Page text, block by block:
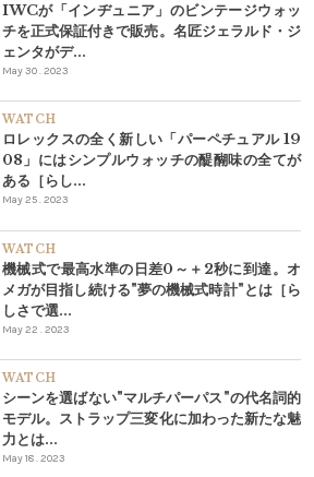
May 30 . 2023
IWCが「インヂュニア」のビンテージウォッ
チを正式保証付きで販売。名匠ジェラルド・ジ
ェンタがデ...
WATCH
May 25 . 2023
ロレックスの全く新しい「パーペチュアル 19
08」にはシンプルウォッチの醍醐味の全てが
ある［らし...
WATCH
May 22 . 2023
機械式で最高水準の日差0～＋2秒に到達。オ
メガが目指し続ける"夢の機械式時計"とは［ら
しさで選...
WATCH
May 18 . 2023
シーンを選ばない"マルチパーパス"の代名詞的
モデル。ストラップ三変化に加わった新たな魅
力とは...